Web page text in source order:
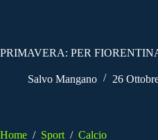
PRIMAVERA: PER
Salvo Mangano 26
Home / Sport / Calcio